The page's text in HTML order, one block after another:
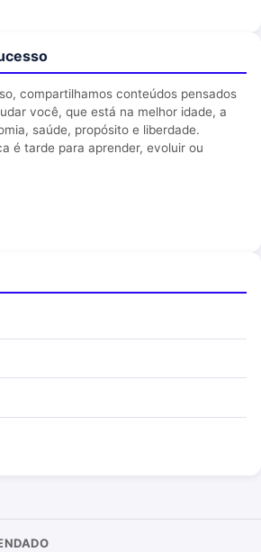
compartilhamos conteúdos pensados
você, que está na melhor idade, a
saúde, propósito e liberdade.
é tarde para aprender, evoluir ou